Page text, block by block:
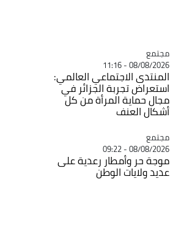
Catégorie
مجتمع
08/08/2026 - 11:16
المنتدى الاجتماعي العالمي:
استعراض تجربة الجزائر في
مجال حماية المرأة من كل
أشكال العنف
Catégorie
مجتمع
08/08/2026 - 09:22
موجة حر وأمطار رعدية على
عديد ولايات الوطن